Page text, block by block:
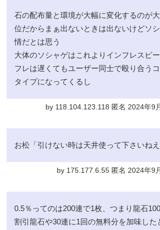
石の配布量と環境が大幅に変化するのが
位だからまぁ出ないときは出ないけどソ
情だとは思う
大体のソシャゲはこれよりインフレスピ
フレは遅くてもユーザー同士で殴り合う
タイプになってくるし
by 118.104.123.118 匿名 2024年9
お松「引けない時は天井使って下さいねえ
by 175.177.6.55 匿名 2024年9
0.5％ってのは200連で1枚、つまり龍石
割引龍石や30連に1回の無料分を加味した